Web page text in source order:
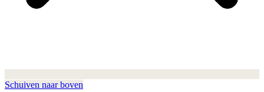
Schuiven naar boven